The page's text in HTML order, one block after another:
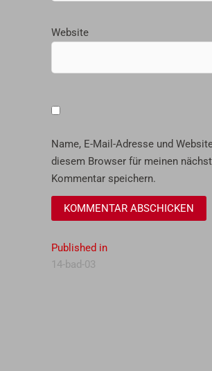
Website
Name, E-Mail-Adresse und
diesem Browser für meinen
Kommentar speichern.
Beitragsnavigation
Published in
14-bad-03